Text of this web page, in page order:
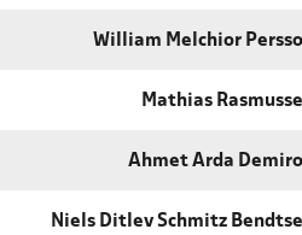
William Melchior
Mathias
Ahmet Arda
Niels Ditlev Schmitz